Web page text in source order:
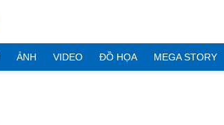
ẢNH VIDEO ĐỒ HỌA MEGA STORY